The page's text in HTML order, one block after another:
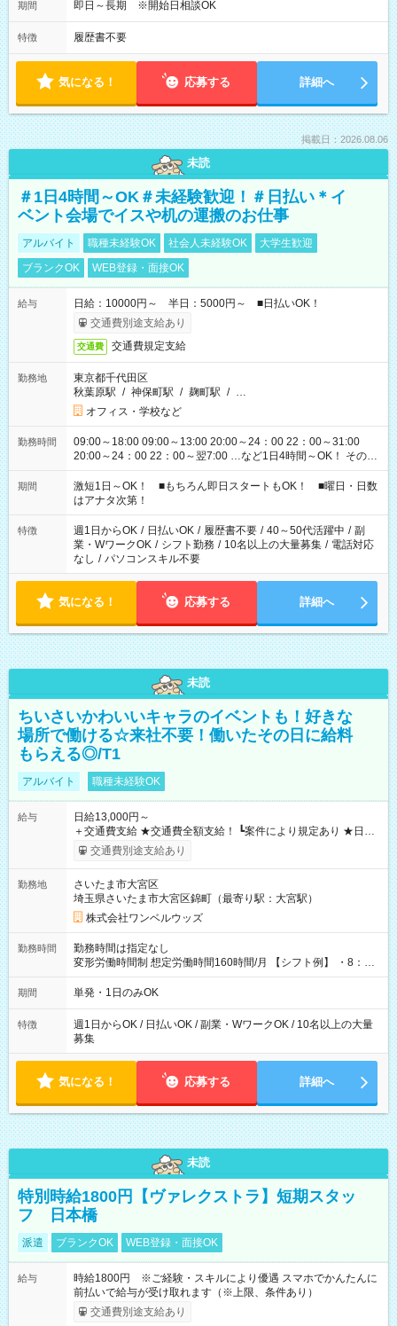
期間 即日～長期 ※開始日相談OK
特徴 履歴書不要
気になる！ 応募する 詳細へ
掲載日：2026.08.06
未読
＃1日4時間～OK＃未経験歓迎！＃日払い＊イ
ベント会場でイスや机の運搬のお仕事
アルバイト 職種未経験OK 社会人未経験OK
大学生歓迎
ブランクOK
WEB登録・面接OK
給与
日給：10000円～ 半日：5000円～ ■日払いOK！
交通費別途支給あり
交通費 交通費規定支給
勤務地
東京都千代田区
秋葉原駅 / 神保町駅 / 麹町駅 / …
オフィス・学校など
勤務時間
09:00～18:00 09:00～13:00 20:00～24：00 22：00～31:00
20:00～24：00 22：00～翌7:00 …など1日4時間～OK！ その他
シフトもございます！ お気軽にご相談ください！
期間
激短1日～OK！ ■もちろん即日スタートもOK！ ■曜日・日数
はアナタ次第！
特徴 週1日からOK / 日払いOK / 履歴書不要 / 40～50代活躍中 / 副
業・WワークOK / シフト勤務 / 10名以上の大量募集 / 電話対応
なし / パソコンスキル不要
気になる！ 応募する 詳細へ
未読
ちいさいかわいいキャラのイベントも！好きな
場所で働ける☆来社不要！働いたその日に給料
もらえる◎/T1
アルバイト 職種未経験OK
給与
日給13,000円～
＋交通費支給 ★交通費全額支給！ ┗案件により規定あり ★日払
いOK！（規定あり） ┗働いたその日に現金GET♪ お仕事後はコ
ンビニATMから 日払い分を引き落とせます！ 【試用期間】試
交通費別途支給あり
勤務地
さいたま市大宮区
埼玉県さいたま市大宮区錦町（最寄り駅：大宮駅）
株式会社ワンベルウッズ
勤務時間
勤務時間は指定なし
変形労働時間制 想定労働時間160時間/月 【シフト例】 ・8：00
～21：00
期間 単発・1日のみOK
特徴
週1日からOK / 日払いOK / 副業・WワークOK / 10名以上の大量
募集
気になる！ 応募する 詳細へ
未読
特別時給1800円【ヴァレクストラ】短期スタッ
フ 日本橋
派遣 ブランクOK WEB登録・面接OK
給与
時給1800円 ※ご経験・スキルにより優遇 スマホでかんたんに
前払いで給与が受け取れます（※上限、条件あり）
交通費別途支給あり